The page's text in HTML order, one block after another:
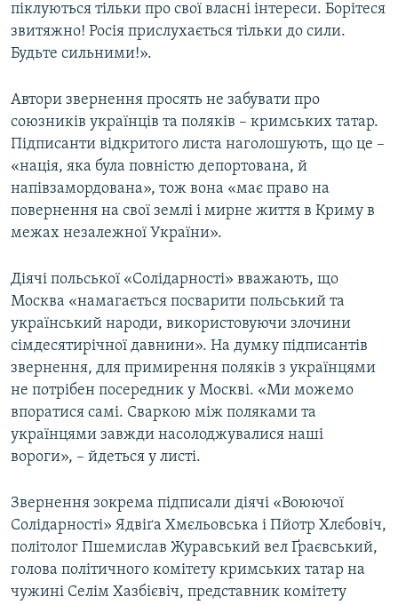
піклуються тільки про свої власні інтереси. Борітеся
звитяжно! Росія прислухається тільки до сили.
Будьте сильними!».
Автори звернення просять не забувати про
союзників українців та поляків – кримських татар.
Підписанти відкритого листа наголошують, що це –
«нація, яка була повністю депортована, й
напівзамордована», тож вона «має право на
повернення на свої землі і мирне життя в Криму в
межах незалежної України».
Діячі польської «Солідарності» вважають, що
Москва «намагається посварити польський та
український народи, використовуючи злочини
сімдесятирічної давнини». На думку підписантів
звернення, для примирення поляків з українцями
не потрібен посередник у Москві. «Ми можемо
впоратися самі. Сваркою між поляками та
українцями завжди насолоджувалися наші
вороги», – йдеться у листі.
Звернення зокрема підписали діячі «Воюючої
Солідарності» Ядвіґа Хмєльовська і Пйотр Хлєбовіч,
політолог Пшемислав Журавський вел Ґраєвський,
голова політичного комітету кримських татар на
чужині Селім Хазбієвіч, представник комітету